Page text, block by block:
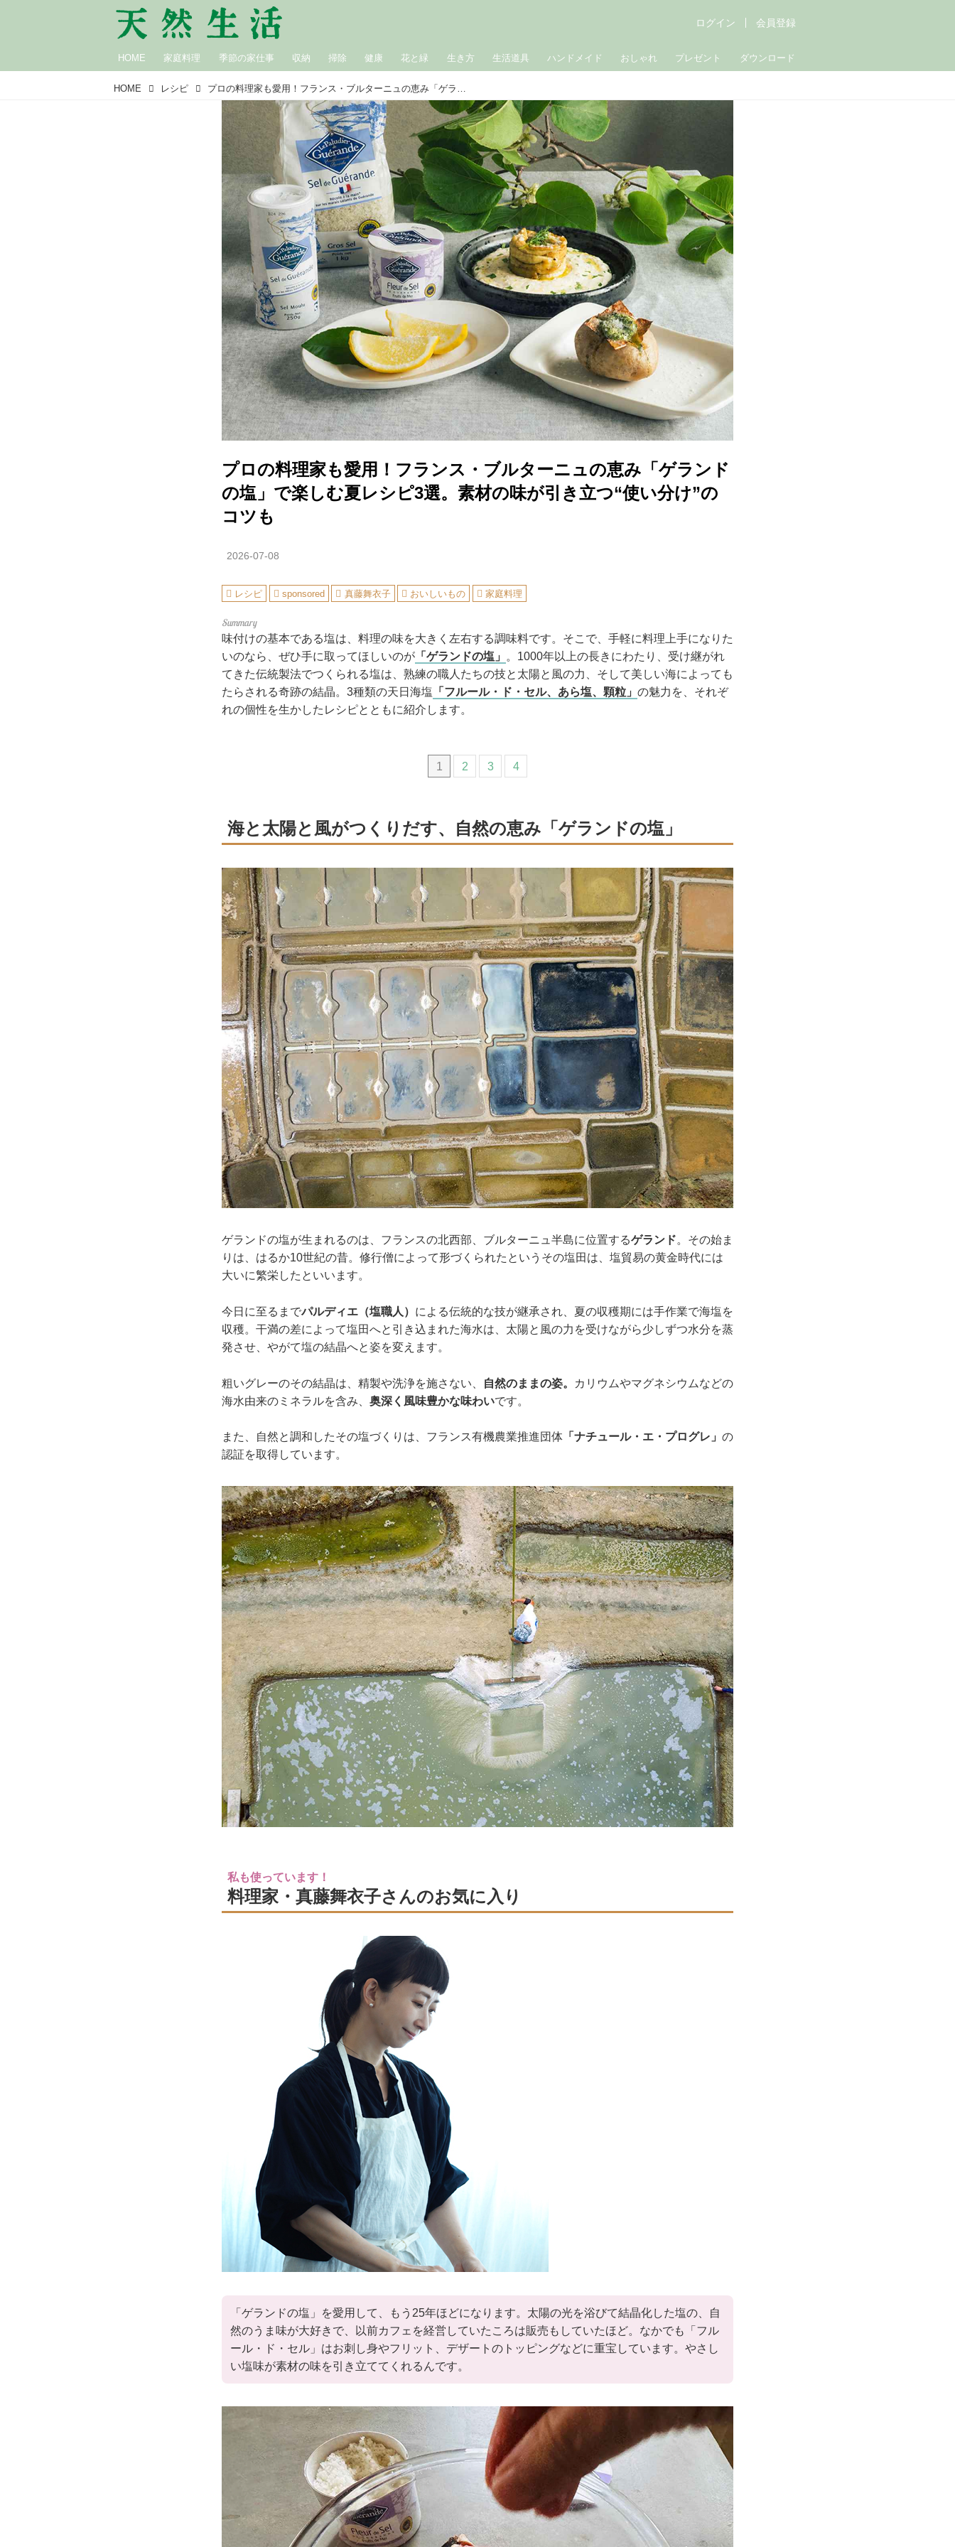
HOME 家庭料理 季節の家仕事 収納 掃除 健康 花と緑 生き方 生活道具 ハンドメイド おしゃれ プレゼント ダウンロード
ログイン 会員登録
HOME レシピ プロの料理家も愛用！フランス・ブルターニュの恵み「ゲランドの塩」で楽しむ夏レシピ3選。素材の味が引き立つ“使い分け”のコツも
プロの料理家も愛用！フランス・ブルターニュの恵み「ゲランド
の塩」で楽しむ夏レシピ3選。素材の味が引き立つ“使い分け”の
コツも
2026-07-08
レシピ sponsored 真藤舞衣子 おいしいもの 家庭料理
味付けの基本である塩は、料理の味を大きく左右する調味料です。そこで、手軽に料理上手になりた
いのなら、ぜひ手に取ってほしいのが 「ゲランドの塩」
。1000年以上の長きにわたり、受け継がれ
てきた伝統製法でつくられる塩は、熟練の職人たちの技と太陽と風の力、そして美しい海によっても
たらされる奇跡の結晶。3種類の天日海塩 「フルール・ド・セル、あら塩、顆粒」 の魅力を、それぞ
れの個性を生かしたレシピとともに紹介します。
1 2 3 4
海と太陽と風がつくりだす、自然の恵み「ゲランドの塩」
ゲランドの塩が生まれるのは、フランスの北西部、ブルターニュ半島に位置するゲランド。その始ま
りは、はるか10世紀の昔。修行僧によって形づくられたというその塩田は、塩貿易の黄金時代には
大いに繁栄したといいます。
今日に至るまでパルディエ（塩職人） による伝統的な技が継承され、夏の収穫期には手作業で海塩を
収穫。干満の差によって塩田へと引き込まれた海水は、太陽と風の力を受けながら少しずつ水分を蒸
発させ、やがて塩の結晶へと姿を変えます。
粗いグレーのその結晶は、精製や洗浄を施さない、 自然のままの姿。
カリウムやマグネシウムなどの
海水由来のミネラルを含み、 奥深く風味豊かな味わいです。
また、自然と調和したその塩づくりは、フランス有機農業推進団体 「ナチュール・エ・プログレ」 の
認証を取得しています。
私も使っています！
料理家・真藤舞衣子さんのお気に入り
「ゲランドの塩」を愛用して、もう25年ほどになります。太陽の光を浴びて結晶化した塩の、自
然のうま味が大好きで、以前カフェを経営していたころは販売もしていたほど。なかでも「フル
ール・ド・セル」はお刺し身やフリット、デザートのトッピングなどに重宝しています。やさし
い塩味が素材の味を引き立ててくれるんです。